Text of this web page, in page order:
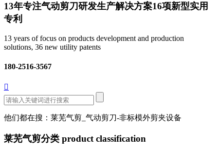
13年专注气动剪刀研发生产解决方案16项新型实用
专利
13 years of focus on products development and production
solutions, 36 new utility patents
180-2516-3567

他们都在搜：莱芜气剪_气动剪刀-非标模外剪夹设备
莱芜气剪分类 product classification